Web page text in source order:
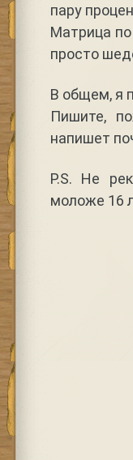
пару
Матрица
просто
В общем, я
Пишите,
напишет
P.S. Не
моложе 16